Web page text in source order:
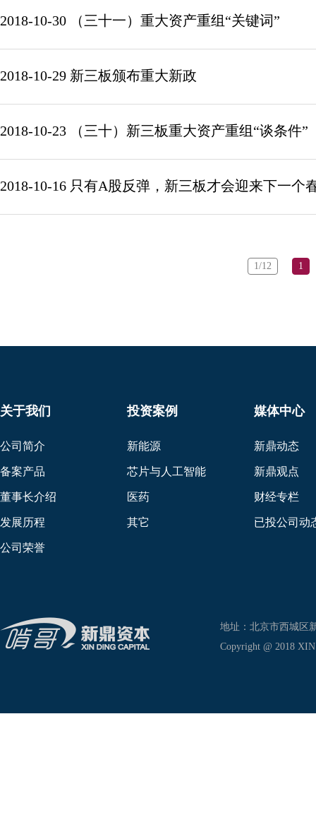
2018-10-30 （三十一）重大资产重组“关键词”
2018-10-29 新三板颁布重大新政
2018-10-23 （三十）新三板重大资产重组“谈条件”
2018-10-16 只有A股反弹，新三板才会迎来下一个
1/12 1
关于我们
公司简介
备案产品
董事长介绍
发展历程
公司荣誉
投资案例
新能源
芯片与人工智能
医药
其它
媒体中心
新鼎动态
新鼎观点
财经专栏
已投公司动
地址：北京市西城区
Copyright @ 2018